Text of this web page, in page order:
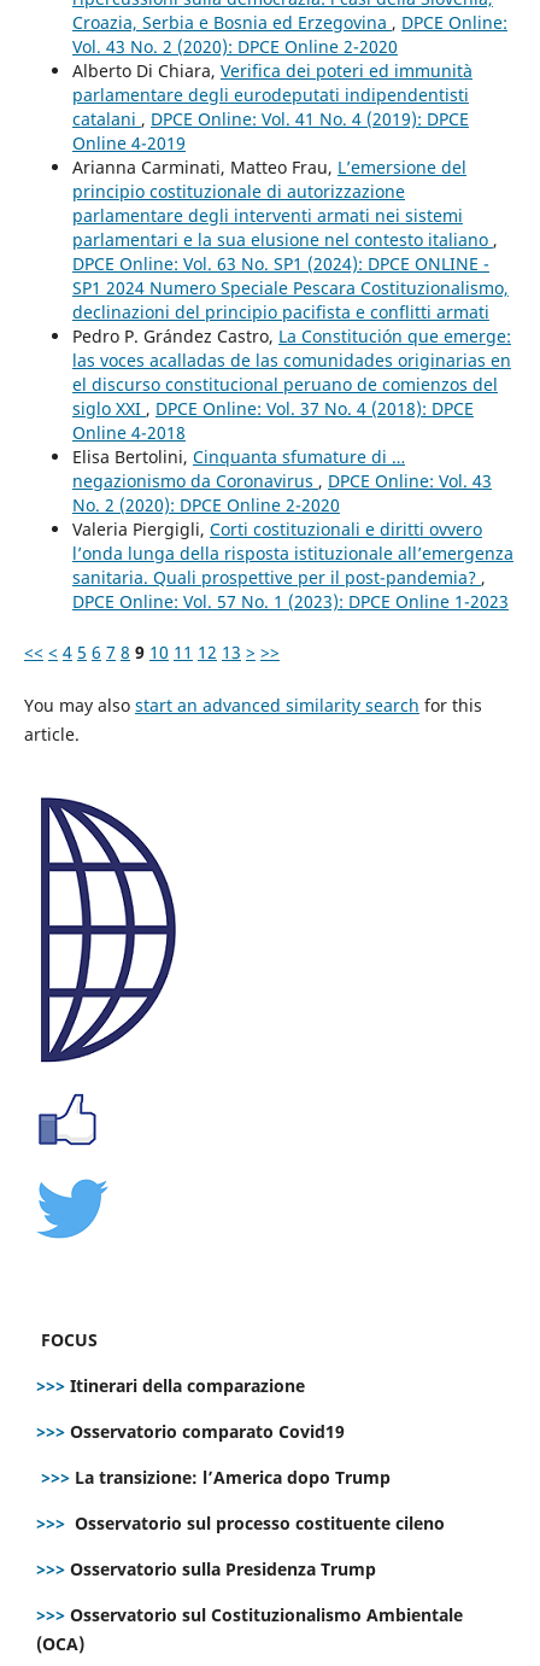
Croazia, Serbia e Bosnia ed Erzegovina , DPCE Online:
Vol. 43 No. 2 (2020): DPCE Online 2-2020
Alberto Di Chiara, Verifica dei poteri ed immunità
parlamentare degli eurodeputati indipendentisti
catalani , DPCE Online: Vol. 41 No. 4 (2019): DPCE
Online 4-2019
Arianna Carminati, Matteo Frau, L’emersione del
principio costituzionale di autorizzazione
parlamentare degli interventi armati nei sistemi
parlamentari e la sua elusione nel contesto italiano ,
DPCE Online: Vol. 63 No. SP1 (2024): DPCE ONLINE -
SP1 2024 Numero Speciale Pescara Costituzionalismo,
declinazioni del principio pacifista e conflitti armati
Pedro P. Grández Castro, La Constitución que emerge:
las voces acalladas de las comunidades originarias en
el discurso constitucional peruano de comienzos del
siglo XXI , DPCE Online: Vol. 37 No. 4 (2018): DPCE
Online 4-2018
Elisa Bertolini, Cinquanta sfumature di …
negazionismo da Coronavirus , DPCE Online: Vol. 43
No. 2 (2020): DPCE Online 2-2020
Valeria Piergigli, Corti costituzionali e diritti ovvero
l’onda lunga della risposta istituzionale all’emergenza
sanitaria. Quali prospettive per il post-pandemia? ,
DPCE Online: Vol. 57 No. 1 (2023): DPCE Online 1-2023
<< < 4 5 6 7 8 9 10 11 12 13 > >>
You may also start an advanced similarity search for this
article.
FOCUS
>>> Itinerari della comparazione
>>> Osservatorio comparato Covid19
>>> La transizione: l’America dopo Trump
>>> Osservatorio sul processo costituente cileno
>>> Osservatorio sulla Presidenza Trump
>>> Osservatorio sul Costituzionalismo Ambientale
(OCA)